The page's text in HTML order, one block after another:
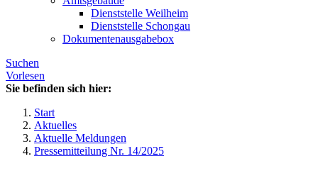
Dienststelle Weilheim
Dienststelle Schongau
Dokumentenausgabebox
Suchen
Vorlesen
Sie befinden sich hier:
Start
Aktuelles
Aktuelle Meldungen
Pressemitteilung Nr. 14/2025